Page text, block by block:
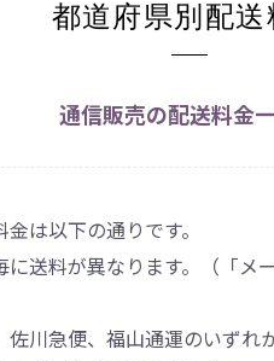
都道府県別配送
通信販売の配送料金
は以下の通りです。
送料が異なります。（「
川急便、福山通運のいずれ